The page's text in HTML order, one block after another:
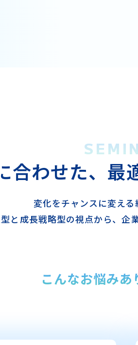
合わせた、 最
変化をチャンスに変える
と成長戦略型の視点から、企
こんなお悩みあ